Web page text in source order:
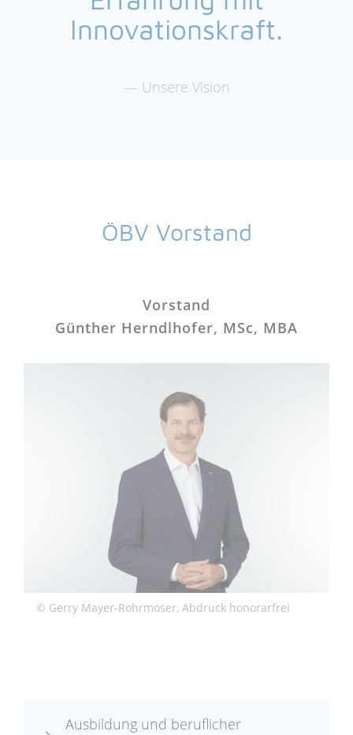
Innovationskraft.
Unsere Vision
ÖBV Vorstand
Vorstand
Günther Herndlhofer, MSc, MBA
© Gerry Mayer-​Rohrmoser, Abdruck honorarfrei
Ausbildung und beruflicher